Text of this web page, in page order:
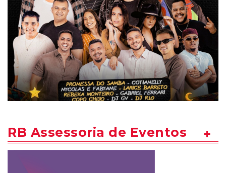
RB Assessoria de Eventos